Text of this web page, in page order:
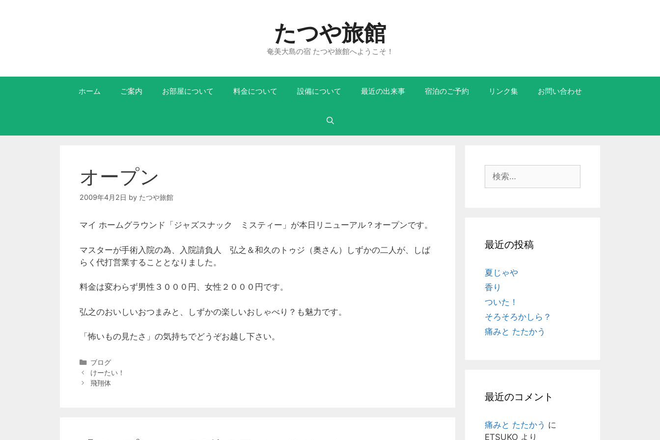
たつや旅館
奄美大島の宿 たつや旅館へようこそ！
ホーム ご案内 お部屋について 料金について 設備について 最近の出来事 宿泊のご予約 リンク集 お問い合わせ
オープン
2009年4月2日 by たつや旅館
マイ ホームグラウンド「ジャズスナック ミスティー」が本日リニューアル？オープンです。
マスターが手術入院の為、入院請負人 弘之＆和久のトゥジ（奥さん）しずかの二人が、しば
らく代打営業することとなりました。
料金は変わらず男性３０００円、女性２０００円です。
弘之のおいしいおつまみと、しずかの楽しいおしゃべり？も魅力です。
「怖いもの見たさ」の気持ちでどうぞお越し下さい。
ブログ
けーたい！
飛翔体
最近の投稿
夏じゃや
香り
ついた！
そろそろかしら？
痛みと たたかう
最近のコメント
痛みと たたかう に
ETSUKO より